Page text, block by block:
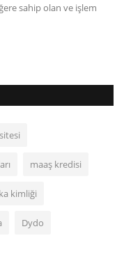
sahip olan ve işlem
maaş kredisi
kimliği
Dydo